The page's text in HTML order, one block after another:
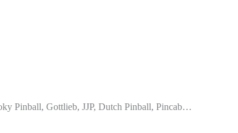
Pinball, Gottlieb, JJP, Dutch Pinball, Pincab…